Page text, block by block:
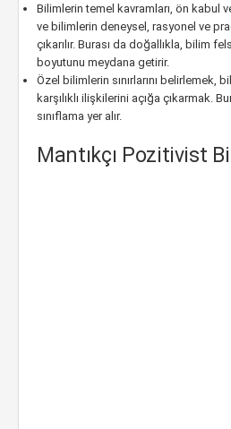
Bilimlerin temel kavramları, ön kabul
ve bilimlerin deneysel, rasyonel ve
çıkarılır. Burası da doğallıkla, bilim
boyutunu meydana getirir.
Özel bilimlerin sınırlarını belirlemek,
karşılıklı ilişkilerini açığa çıkarmak.
sınıflama yer alır.
Mantıkçı Pozitivist